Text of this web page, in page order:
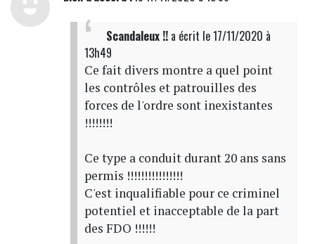
Scandaleux !!a écrit le 17/11/2020 à
13h49
Ce fait divers montre a quel point
les contrôles et patrouilles des
forces de l'ordre sont inexistantes
!!!!!!!!
Ce type a conduit durant 20 ans sans
permis !!!!!!!!!!!!!!!!
C'est inqualifiable pour ce criminel
potentiel et inacceptable de la part
des FDO !!!!!!